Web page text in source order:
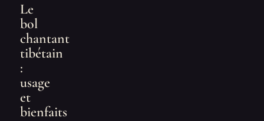
Le
bol
chantant
tibétain
:
usage
et
bienfaits